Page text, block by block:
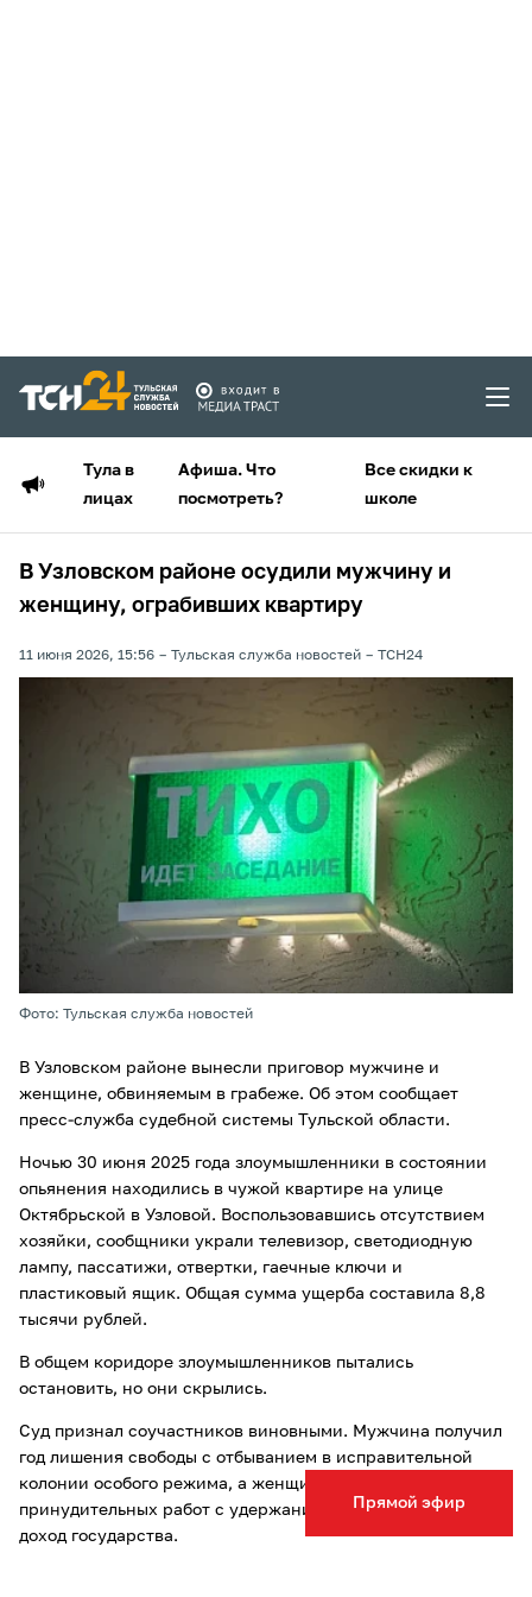
Тула в
лицах
Афиша. Что
посмотреть?
Все скидки к
школе
Прямой эфир
В Узловском районе осудили мужчину и
женщину, ограбивших квартиру
11 июня 2026, 15:56 Тульская служба новостей ТСН24
Фото: Тульская служба новостей
В Узловском районе вынесли приговор мужчине и
женщине, обвиняемым в грабеже. Об этом сообщает
пресс-служба судебной системы Тульской области.
Ночью 30 июня 2025 года злоумышленники в состоянии
опьянения находились в чужой квартире на улице
Октябрьской в Узловой. Воспользовавшись отсутствием
хозяйки, сообщники украли телевизор, светодиодную
лампу, пассатижи, отвертки, гаечные ключи и
пластиковый ящик. Общая сумма ущерба составила 8,8
тысячи рублей.
В общем коридоре злоумышленников пытались
остановить, но они скрылись.
Суд признал соучастников виновными. Мужчина получил
год лишения свободы с отбыванием в исправительной
колонии особого режима, а женщина — полгода
принудительных работ с удержанием 10% зарплаты в
доход государства.